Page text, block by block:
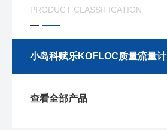
PRODUCT CLASSIFICATION
小岛科赋乐KOFLOC质量流量计
查看全部产品